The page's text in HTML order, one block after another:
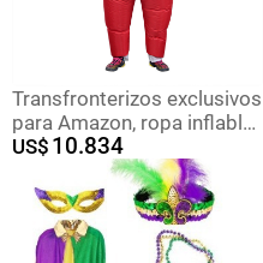
Transfronterizos exclusivos
para Amazon, ropa inflable,
ropa de Navidad, ropa de
Papá Noel, ropa de
escenario, ropa extraña
US$ 10.834